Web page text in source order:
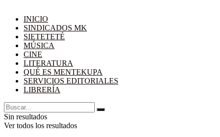
INICIO
SINDICADOS MK
SIETETETÉ
MÚSICA
CINE
LITERATURA
QUÉ ES MENTEKUPA
SERVICIOS EDITORIALES
LIBRERÍA
Sin resultados
Ver todos los resultados